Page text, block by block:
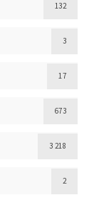
132
3
17
673
3 218
2